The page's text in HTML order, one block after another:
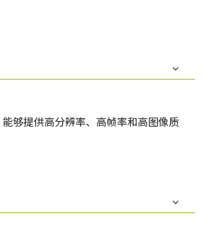
够提供高分辨率、高帧率和高图像质